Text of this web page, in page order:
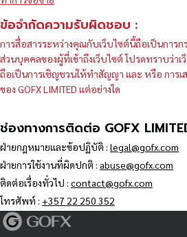
ข้อจำกัดความรับผิดชอบ :
การสื่อสารระหว่างคุณกับเว็บไซต์นี้ถือเป็นการก
ส่วนบุคคลของผู้ที่เข้าถึงเว็บไซต์ โปรดทราบว่า
ถือเป็นการเชิญชวนให้ทำสัญญา และ หรือ การ
ของ GOFX LIMITED แต่อย่างใด
ช่องทางการติดต่อ GOFX
ฝ่ายกฎหมายและข้อปฏิบัติ : legal@gofx.com
ฝ่ายการใช้งานที่ผิดปกติ : abuse@gofx.com
ติดต่อเรื่องทั่วไป : contact@gofx.com
โทรศัพท์ : +357 22 250 352